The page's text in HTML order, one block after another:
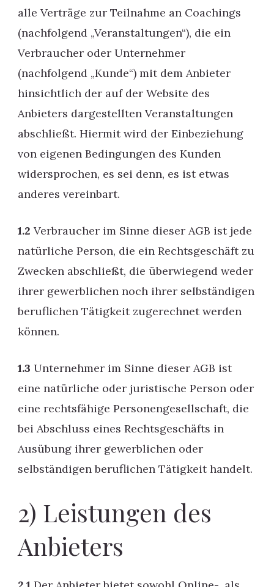
alle Verträge zur Teilnahme an Coachings
(nachfolgend „Veranstaltungen“), die ein
Verbraucher oder Unternehmer
(nachfolgend „Kunde“) mit dem Anbieter
hinsichtlich der auf der Website des
Anbieters dargestellten Veranstaltungen
abschließt. Hiermit wird der Einbeziehung
von eigenen Bedingungen des Kunden
widersprochen, es sei denn, es ist etwas
anderes vereinbart.
1.2 Verbraucher im Sinne dieser AGB ist jede
natürliche Person, die ein Rechtsgeschäft zu
Zwecken abschließt, die überwiegend weder
ihrer gewerblichen noch ihrer selbständigen
beruflichen Tätigkeit zugerechnet werden
können.
1.3 Unternehmer im Sinne dieser AGB ist
eine natürliche oder juristische Person oder
eine rechtsfähige Personengesellschaft, die
bei Abschluss eines Rechtsgeschäfts in
Ausübung ihrer gewerblichen oder
selbständigen beruflichen Tätigkeit handelt.
2) Leistungen des
Anbieters